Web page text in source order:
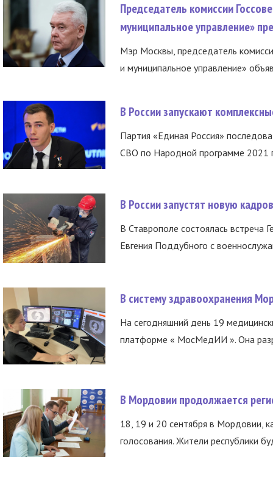
Председатель комиссии
муниципальное управление»
Мэр Москвы, председатель
и муниципальное управление»
В России запускают
Партия «Единая Россия»
СВО по Народной программе 2021
В России запустят новую
В Ставрополе состоялась встреча
Евгения Поддубного с
В систему здравоохранения
На сегодняшний день 19
платформе « МосМедИИ ». Она
В Мордовии продолжается
18, 19 и 20 сентября в Мордовии,
голосования. Жители республики